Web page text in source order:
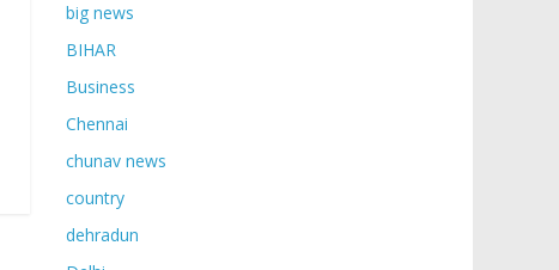
big news
BIHAR
Business
Chennai
chunav news
country
dehradun